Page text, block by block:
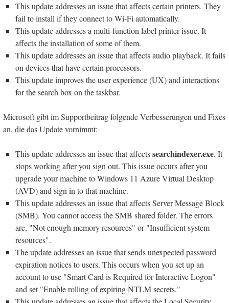
This update addresses an issue that affects certain printers. They
fail to install if they connect to Wi-Fi automatically.
This update addresses a multi-function label printer issue. It
affects the installation of some of them.
This update addresses an issue that affects audio playback. It fails
on devices that have certain processors.
This update improves the user experience (UX) and interactions
for the search box on the taskbar.
Microsoft gibt im Supportbeitrag folgende Verbesserungen und Fixes
an, die das Update vornimmt:
This update addresses an issue that affectssearchindexer.exe. It
stops working after you sign out. This issue occurs after you
upgrade your machine to Windows 11 Azure Virtual Desktop
(AVD) and sign in to that machine.
This update addresses an issue that affects Server Message Block
(SMB). You cannot access the SMB shared folder. The errors
are, "Not enough memory resources" or "Insufficient system
resources".
The update addresses an issue that sends unexpected password
expiration notices to users. This occurs when you set up an
account to use "Smart Card is Required for Interactive Logon"
and set "Enable rolling of expiring NTLM secrets."